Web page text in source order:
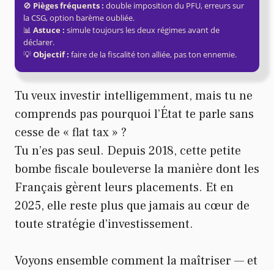
🚫 Pièges fréquents : double imposition du PFU, erreurs sur
la CSG, option barème oubliée.
📊 Astuce : simule toujours les deux régimes avant de
déclarer.
💡Objectif : faire de la fiscalité ton alliée, pas ton ennemie.
Tu veux investir intelligemment, mais tu ne
comprends pas pourquoi l’État te parle sans
cesse de « flat tax » ?
Tu n’es pas seul. Depuis 2018, cette petite
bombe fiscale bouleverse la manière dont les
Français gèrent leurs placements. Et en
2025, elle reste plus que jamais au cœur de
toute stratégie d’investissement.
Voyons ensemble comment la maîtriser — et